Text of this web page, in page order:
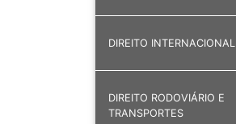
DIREITO INTERNACIONAL
DIREITO RODOVIÁRIO E
TRANSPORTES